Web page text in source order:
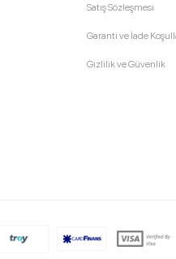
Satış Sözleşmesi
Garanti ve İade
Gizlilik ve Güvenlik